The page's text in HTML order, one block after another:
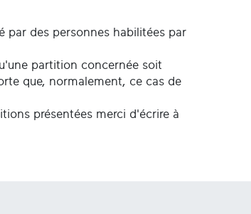
par des personnes habilitées par
partition concernée soit
que, normalement, ce cas de
présentées merci d'écrire à